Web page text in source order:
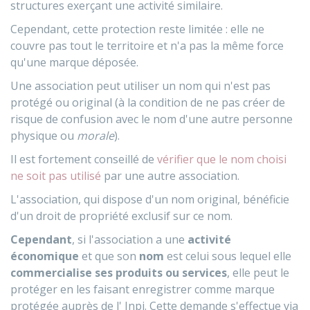
structures exerçant une activité similaire.
Cependant, cette protection reste limitée : elle ne
couvre pas tout le territoire et n'a pas la même force
qu'une marque déposée.
Une association peut utiliser un nom qui n'est pas
protégé ou original (à la condition de ne pas créer de
risque de confusion avec le nom d'une autre personne
physique ou morale).
Il est fortement conseillé de vérifier que le nom choisi
ne soit pas utilisé par une autre association.
L'association, qui dispose d'un nom original, bénéficie
d'un droit de propriété exclusif sur ce nom.
Cependant, si l'association a une activité
économique et que son nom est celui sous lequel elle
commercialise ses produits ou services, elle peut le
protéger en les faisant enregistrer comme marque
protégée auprès de l' Inpi. Cette demande s'effectue via